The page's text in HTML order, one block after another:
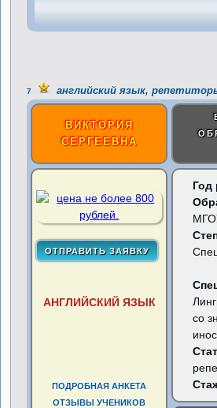
7 английский язык,
ВИКТОРИЯ
СЕРГЕЕВНА
АНГЛИЙСКИЙ ЯЗЫК
ПОДРОБНАЯ АНКЕТА
ОТЗЫВЫ УЧЕНИКОВ
Год
со